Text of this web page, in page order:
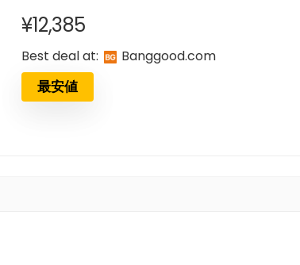
¥12,385
Best deal at: banggood.com
最安値